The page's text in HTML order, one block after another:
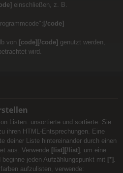
einschließen, z. B.
[/code]
von [code][/code] genutzt werden,
wird.
Listen: unsortierte und sortierte. Sie
ihren HTML-Entsprechungen. Eine
deiner Liste hintereinander durch einen
aus. Verwende [list][/list] , um eine
jeden Aufzählungspunkt mit [*]
aufzulisten, verwende: